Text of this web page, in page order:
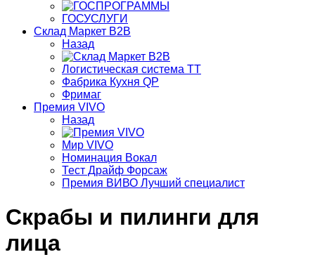
ГОСУСЛУГИ
Склад Маркет В2В
Назад
Логистическая система ТТ
Фабрика Кухня QP
Фримаг
Премия VIVO
Назад
Мир VIVO
Номинация Вокал
Тест Драйф Форсаж
Премия ВИВО Лучший специалист
Скрабы и пилинги для
лица